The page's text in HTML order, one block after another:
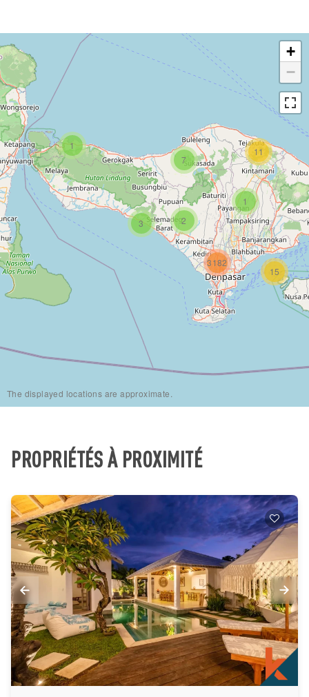
1
1
3
7
2
15
11
3182
+
−
The displayed locations are approximate.
PROPRIÉTÉS À PROXIMITÉ